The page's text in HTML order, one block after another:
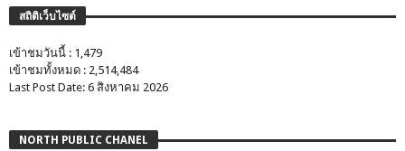
สถิติเว็บไซต์
เข้าชมวันนี้ : 1,479
เข้าชมทั้งหมด : 2,514,484
Last Post Date: 6 สิงหาคม 2026
NORTH PUBLIC CHANEL